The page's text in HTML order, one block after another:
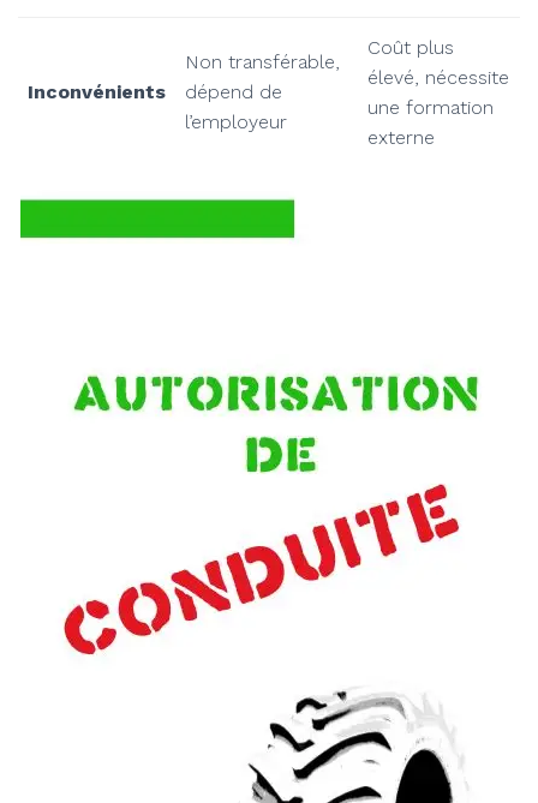
Inconvénients
Non transférable,
dépend de
l’employeur
Coût plus
élevé, nécessite
une formation
externe